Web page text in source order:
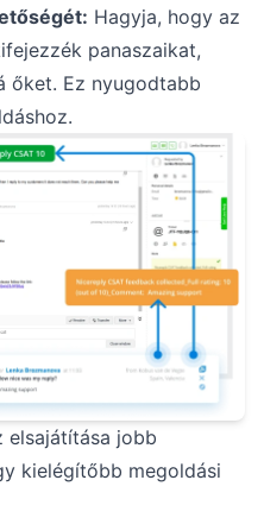
Hagyja, hogy az
panaszaikat,
őket. Ez nyugodtabb
elsajátítása jobb
kielégítőbb megoldási